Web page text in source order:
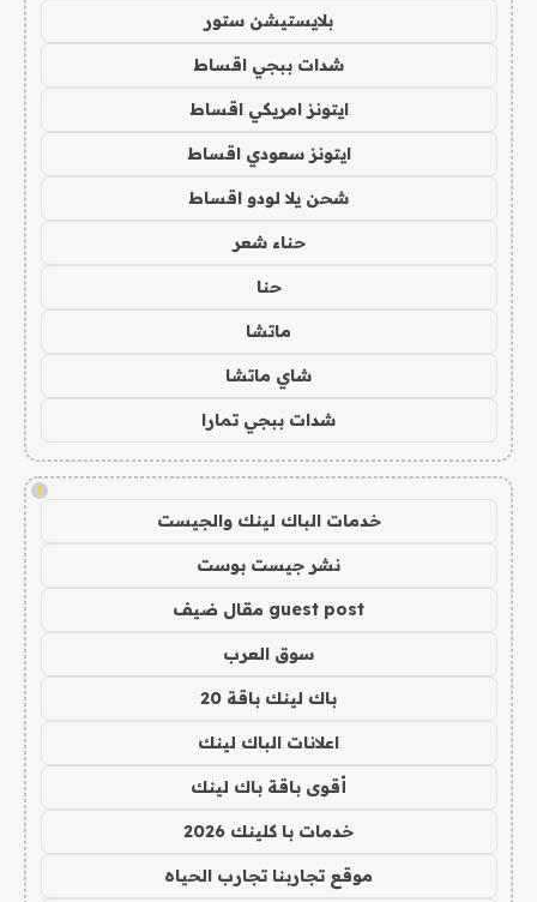
بلايستيشن ستور
شدات ببجي اقساط
ايتونز امريكي اقساط
ايتونز سعودي اقساط
شحن يلا لودو اقساط
حناء شعر
حنا
ماتشا
شاي ماتشا
شدات ببجي تمارا
!
خدمات الباك لينك والجيست
نشر جيست بوست
guest post مقال ضيف
سوق العرب
باك لينك باقة 20
اعلانات الباك لينك
أقوى باقة باك لينك
خدمات با كلينك 2026
موقع تجاربنا تجارب الحياه